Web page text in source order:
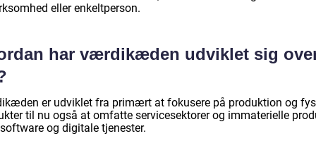
eller enkeltperson.
har værdikæden udviklet sig
er udviklet fra primært at fokusere på produktion og
til nu også at omfatte servicesektorer og immaterielle
og digitale tjenester.